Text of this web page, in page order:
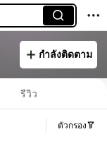
กำลังติดตาม
รีวิว
ตัวกรอง